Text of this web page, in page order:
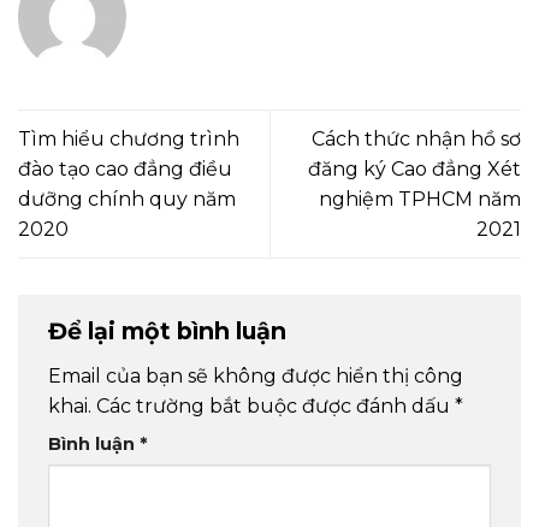
Tìm hiểu chương trình
đào tạo cao đẳng điều
dưỡng chính quy năm
2020
Cách thức nhận hồ sơ
đăng ký Cao đẳng Xét
nghiệm TPHCM năm
2021
Để lại một bình luận
Email của bạn sẽ không được hiển thị công
khai. Các trường bắt buộc được đánh dấu *
Bình luận *